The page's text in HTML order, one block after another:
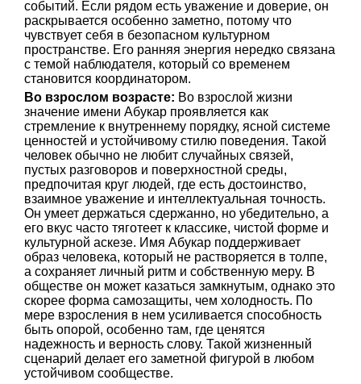
событий. Если рядом есть уважение и доверие, он
раскрывается особенно заметно, потому что
чувствует себя в безопасном культурном
пространстве. Его ранняя энергия нередко связана
с темой наблюдателя, который со временем
становится координатором.
Во взрослом возрасте: Во взрослой жизни
значение имени Абукар проявляется как
стремление к внутреннему порядку, ясной системе
ценностей и устойчивому стилю поведения. Такой
человек обычно не любит случайных связей,
пустых разговоров и поверхностной среды,
предпочитая круг людей, где есть достоинство,
взаимное уважение и интеллектуальная точность.
Он умеет держаться сдержанно, но убедительно, а
его вкус часто тяготеет к классике, чистой форме и
культурной аскезе. Имя Абукар поддерживает
образ человека, который не растворяется в толпе,
а сохраняет личный ритм и собственную меру. В
обществе он может казаться замкнутым, однако это
скорее форма самозащиты, чем холодность. По
мере взросления в нем усиливается способность
быть опорой, особенно там, где ценятся
надежность и верность слову. Такой жизненный
сценарий делает его заметной фигурой в любом
устойчивом сообществе.